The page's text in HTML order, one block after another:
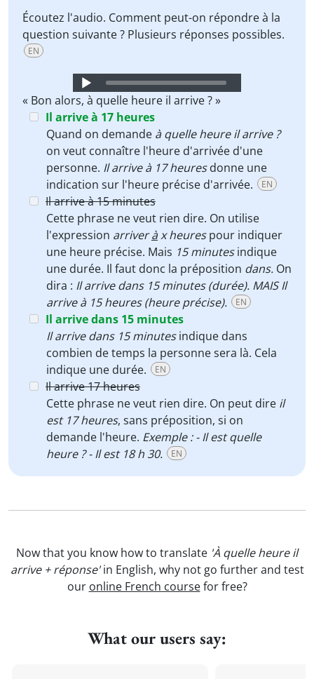
Écoutez l'audio. Comment peut-on répondre à la
question suivante ? Plusieurs réponses possibles.
EN
Audio
Player
« Bon alors, à quelle heure il arrive ? »
Il arrive à 17 heures
Quand on demande à quelle heure il arrive ?
on veut connaître l'heure d'arrivée d'une
personne. Il arrive à 17 heuresdonne une
indication sur l'heure précise d'arrivée.
EN
Il arrive à 15 minutes
Cette phrase ne veut rien dire. On utilise
l'expression arriveràx heurespour indiquer
une heure précise. Mais 15 minutesindique
une durée. Il faut donc la préposition dans. On
dira : Il arrive dans 15 minutes (durée). MAIS Il
arrive à 15 heures (heure précise).
EN
Il arrive dans 15 minutes
Il arrive dans 15 minutesindique dans
combien de temps la personne sera là. Cela
indique une durée.
EN
Il arrive 17 heures
Cette phrase ne veut rien dire. On peut dire il
est 17 heures, sans préposition, si on
demande l'heure. Exemple : - Il est quelle
heure ? - Il est 18 h 30.
EN
Now that you know how to translate 'À quelle heure il
arrive + réponse'in English, why not go further and test
our online French coursefor free?
What our users say: